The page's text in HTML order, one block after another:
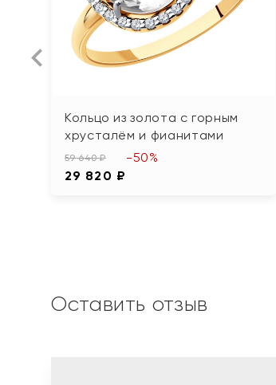
Кольцо из золота с горным
хрусталём и фианитами
59 640 ₽
29 820 ₽
-50%
Оставить отзыв